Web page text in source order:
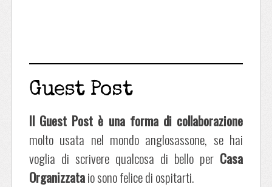
Guest Post
Il Guest Post è una forma di collaborazione
molto usata nel mondo anglosassone, se hai
voglia di scrivere qualcosa di bello per Casa
Organizzataio sono felice di ospitarti.